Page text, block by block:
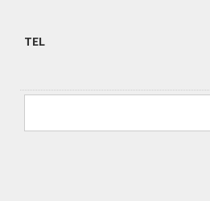
TEL